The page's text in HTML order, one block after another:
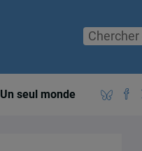
Un seul monde